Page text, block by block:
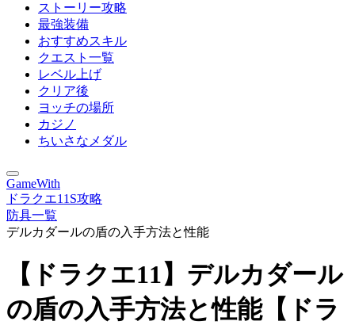
ストーリー攻略
最強装備
おすすめスキル
クエスト一覧
レベル上げ
クリア後
ヨッチの場所
カジノ
ちいさなメダル
GameWith
ドラクエ11S攻略
防具一覧
デルカダールの盾の入手方法と性能
【ドラクエ11】デルカダール
の盾の入手方法と性能【ドラ